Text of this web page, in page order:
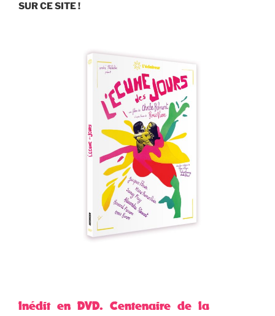
SUR CE SITE !
Inédit en DVD. Centenaire de la